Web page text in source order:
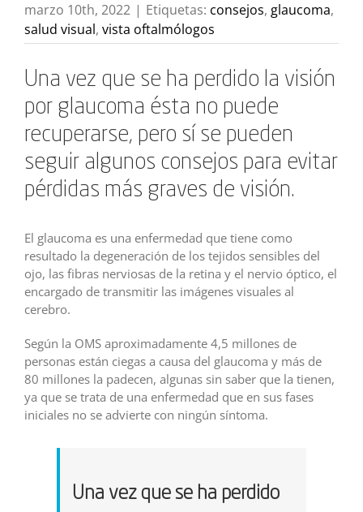
marzo 10th, 2022 | Etiquetas: consejos, glaucoma,
salud visual, vista oftalmólogos
Una vez que se ha perdido la visión
por glaucoma ésta no puede
recuperarse, pero sí se pueden
seguir algunos consejos para evitar
pérdidas más graves de visión.
El glaucoma es una enfermedad que tiene como
resultado la degeneración de los tejidos sensibles del
ojo, las fibras nerviosas de la retina y el nervio óptico, el
encargado de transmitir las imágenes visuales al
cerebro.
Según la OMS aproximadamente 4,5 millones de
personas están ciegas a causa del glaucoma y más de
80 millones la padecen, algunas sin saber que la tienen,
ya que se trata de una enfermedad que en sus fases
iniciales no se advierte con ningún síntoma.
Una vez que se ha perdido